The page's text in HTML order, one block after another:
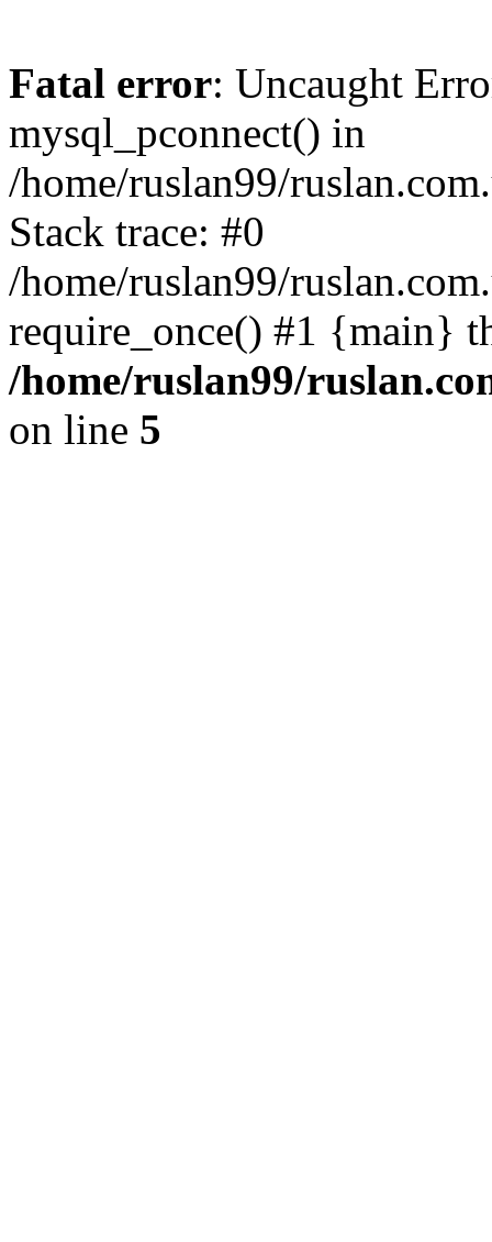
Fatal error: Uncaught
mysql_pconnect() in
/home/ruslan99/
Stack trace: #0
/home/ruslan99/
require_once() #1 {main}
/home/ruslan99/
on line 5